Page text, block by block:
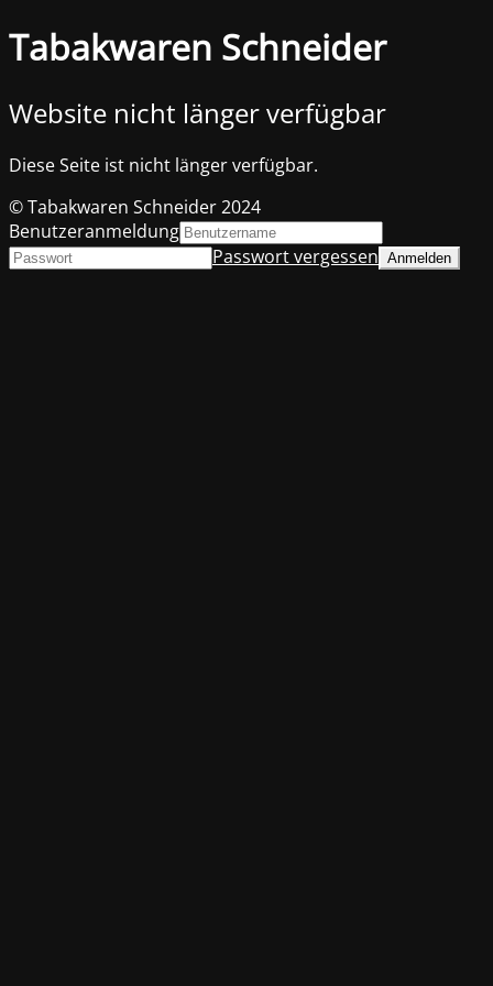
Tabakwaren Schneider
Website nicht länger verfügbar
Diese Seite ist nicht länger verfügbar.
© Tabakwaren Schneider 2024
Benutzeranmeldung
Passwort vergessen